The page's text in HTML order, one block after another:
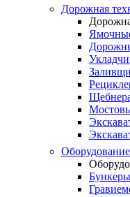
Дорожная